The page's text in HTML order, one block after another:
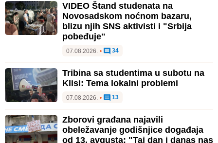
VIDEO Štand studenata na
Novosadskom noćnom bazaru,
blizu njih SNS aktivisti i "Srbija
pobeđuje"
07.08.2026. • 34
Tribina sa studentima u subotu na
Klisi: Tema lokalni problemi
07.08.2026. • 13
Zborovi građana najavili
obeležavanje godišnjice događaja
od 13. avgusta: "Taj dan i danas nas